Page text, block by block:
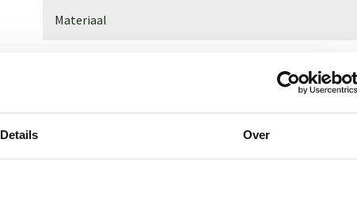
Details Over
Materiaal